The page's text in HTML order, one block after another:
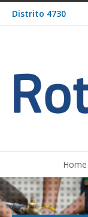
Distrito 4730
Home